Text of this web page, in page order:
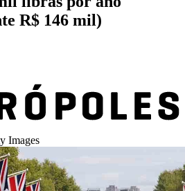
R$ 146 mil)
Images